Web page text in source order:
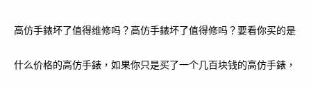
高仿手錶坏了值得维修吗？高仿手錶坏了值得修吗？要看你买的是
什么价格的高仿手錶，如果你只是买了一个几百块钱的高仿手錶，